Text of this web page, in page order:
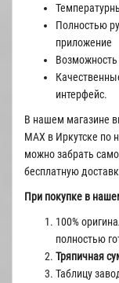
Полностью
приложение
Возможность
интерфейс.
В нашем магазине
MAX в Иркутске по
можно забрать
бесплатную
При покупке в
100%
полностью
Тряпичная
Таблицу